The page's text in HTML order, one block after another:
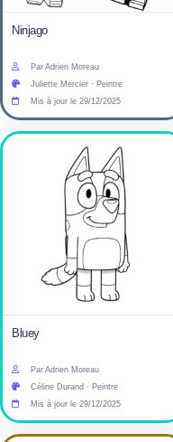
Ninjago
Par Adrien Moreau
Juliette Mercier · Peintre
Mis à jour le 29/12/2025
Bluey
Par Adrien Moreau
Céline Durand · Peintre
Mis à jour le 29/12/2025